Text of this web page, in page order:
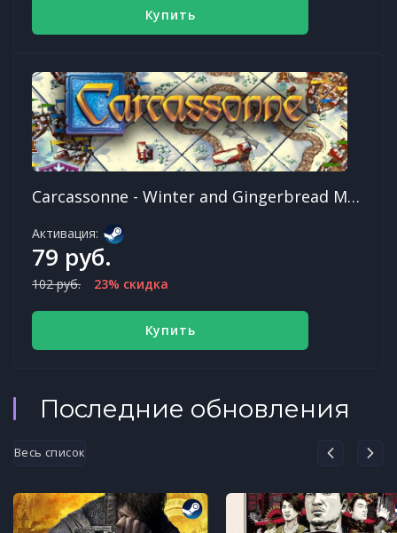
Купить
Carcassonne - Winter and Gingerbread Man
Активация:
79 руб.
102 руб. 23% скидка
Купить
Последние обновления
Весь список